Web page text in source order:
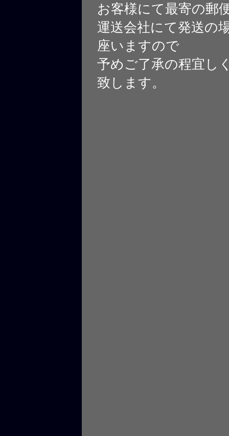
お客様にて最寄の郵
運送会社にて発送の
座いますので
予めご了承の程宜し
致します。